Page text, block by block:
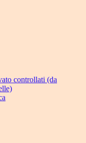
controllati (da